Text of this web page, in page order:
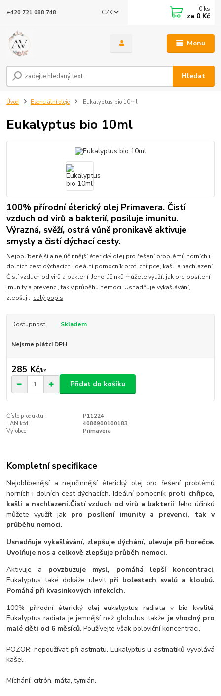
Menu
CZK
Hledat
+420 721 088 748 0 ks
za 0 Kč
Úvod Esenciální oleje Eukalyptus bio 10ml
Eukalyptus bio 10ml
100% přírodní éterický olej Primavera. Čistí
vzduch od virů a bakterií, posiluje imunitu.
Výrazná, svěží, ostrá vůně pronikavě aktivuje
smysly a čistí dýchací cesty.
Nejoblíbenější a nejúčinnější éterický olej pro řešení problémů horních i
dolních cest dýchacích. Ideální pomocník proti chřipce, kašli a nachlazení.
Čistí vzduch od virů a bakterií. Jeho účinků můžete využít jak pro posílení
imunity a prevenci, tak v průběhu nemoci. Usnadňuje vykašlávání,
zlepšuj... celý popis
Dostupnost Skladem
Nejsme plátci DPH
285 Kč/ks
Přidat do košíku
Číslo produktu:
P11224
EAN kód:
4086900100183
Výrobce:
Primavera
Kompletní specifikace
Nejoblíbenější a nejúčinnější éterický olej pro řešení problémů
horních i dolních cest dýchacích. Ideální pomocník proti chřipce,
kašli a nachlazení.Čistí vzduch od virů a bakterií. Jeho účinků
můžete využít jak pro posílení imunity a prevenci, tak v
průběhu nemoci.
Usnadňuje vykašlávání, zlepšuje dýchání, ulevuje při horečce.
Uvolňuje nos a celkově zlepšuje průběh nemoci.
Aktivuje a povzbuzuje mysl, pomáhá lepší koncentraci.
Eukalyptus také dokáže ulevit při bolestech svalů a kloubů.
Pomáhá při kvasinkových infekcích.
100% přírodní éterický olej eukalyptus radiata v bio kvalitě.
Eukalyptus radiata je jemnější než globulus, takže je vhodný pro
malé děti od 6 měsíců. Používejte však poloviční koncentraci.
POZOR: nepoužívat při astmatu. Eukalyptus u astmatiků vyvolává
kašel.
Míchání: citrón, máta, tymián.